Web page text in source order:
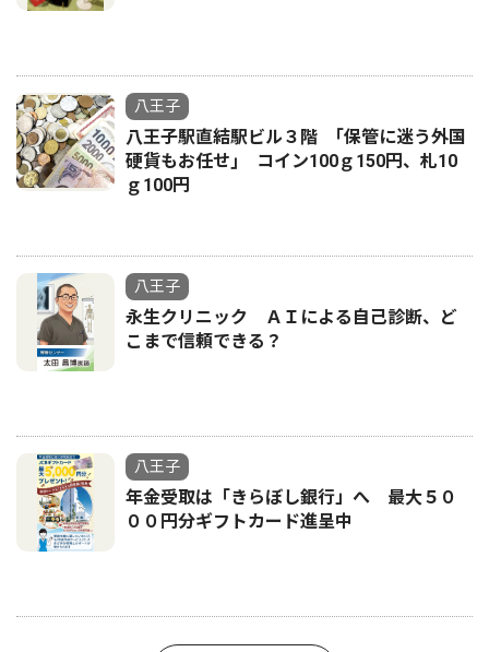
八王子
八王子駅直結駅ビル３階 ｢保管に迷う外国
硬貨もお任せ｣ コイン100ｇ150円、札10
ｇ100円
八王子
永生クリニック ＡＩによる自己診断、ど
こまで信頼できる？
八王子
年金受取は「きらぼし銀行」へ 最大５０
００円分ギフトカード進呈中